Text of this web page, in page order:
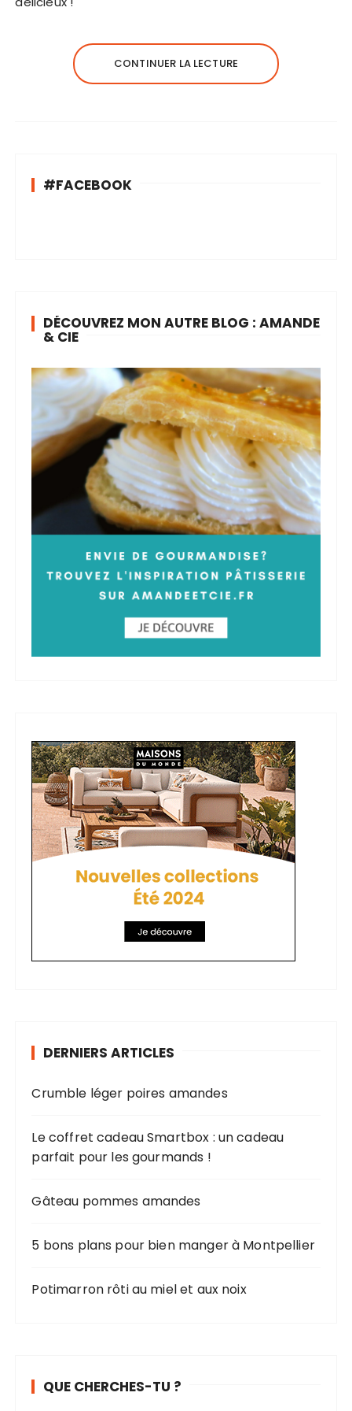
CONTINUER LA LECTURE
#FACEBOOK
DÉCOUVREZ MON AUTRE BLOG : AMANDE
& CIE
DERNIERS ARTICLES
Crumble léger poires amandes
Le coffret cadeau Smartbox : un cadeau
parfait pour les gourmands !
Gâteau pommes amandes
5 bons plans pour bien manger à Montpellier
Potimarron rôti au miel et aux noix
QUE CHERCHES-TU ?